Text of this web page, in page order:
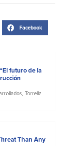
Facebook
futuro de la
Torrella
Than Any